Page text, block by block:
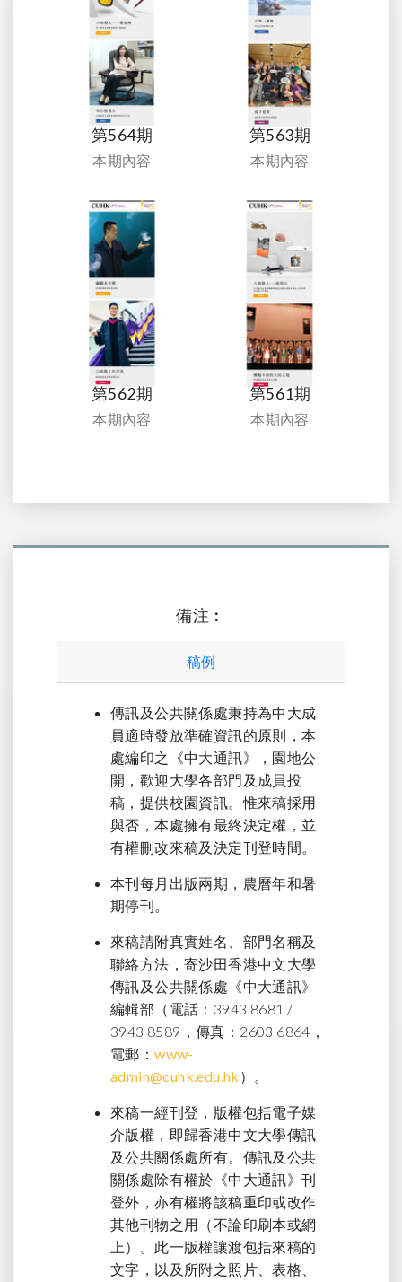
第564期
本期內容
第563期
本期內容
第562期
本期內容
第561期
本期內容
備注︰
稿例
傳訊及公共關係處秉持為中大成
員適時發放準確資訊的原則，本
處編印之《中大通訊》，園地公
開，歡迎大學各部門及成員投
稿，提供校園資訊。惟來稿採用
與否，本處擁有最終決定權，並
有權刪改來稿及決定刊登時間。
本刊每月出版兩期，農曆年和暑
期停刊。
來稿請附真實姓名、部門名稱及
聯絡方法，寄沙田香港中文大學
傳訊及公共關係處《中大通訊》
編輯部（電話：3943 8681 /
3943 8589，傳真：2603 6864，
電郵：www-
admin@cuhk.edu.hk ）。
來稿一經刊登，版權包括電子媒
介版權，即歸香港中文大學傳訊
及公共關係處所有。傳訊及公共
關係處除有權於《中大通訊》刊
登外，亦有權將該稿重印或改作
其他刊物之用（不論印刷本或網
上）。此一版權讓渡包括來稿的
文字，以及所附之照片、表格、